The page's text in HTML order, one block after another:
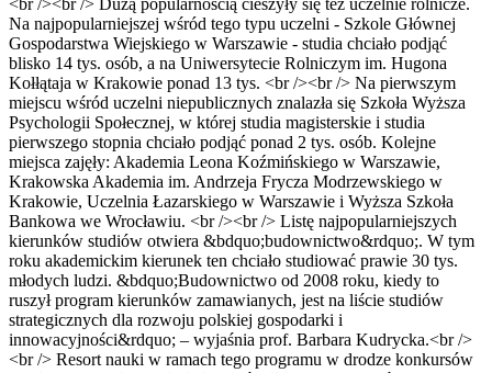
<br /><br /> Dużą popularnością cieszyły się też uczelnie rolnicze.
Na najpopularniejszej wśród tego typu uczelni - Szkole Głównej
Gospodarstwa Wiejskiego w Warszawie - studia chciało podjąć
blisko 14 tys. osób, a na Uniwersytecie Rolniczym im. Hugona
Kołłątaja w Krakowie ponad 13 tys. <br /><br /> Na pierwszym
miejscu wśród uczelni niepublicznych znalazła się Szkoła Wyższa
Psychologii Społecznej, w której studia magisterskie i studia
pierwszego stopnia chciało podjąć ponad 2 tys. osób. Kolejne
miejsca zajęły: Akademia Leona Koźmińskiego w Warszawie,
Krakowska Akademia im. Andrzeja Frycza Modrzewskiego w
Krakowie, Uczelnia Łazarskiego w Warszawie i Wyższa Szkoła
Bankowa we Wrocławiu. <br /><br /> Listę najpopularniejszych
kierunków studiów otwiera &bdquo;budownictwo&rdquo;. W tym
roku akademickim kierunek ten chciało studiować prawie 30 tys.
młodych ludzi. &bdquo;Budownictwo od 2008 roku, kiedy to
ruszył program kierunków zamawianych, jest na liście studiów
strategicznych dla rozwoju polskiej gospodarki i
innowacyjności&rdquo; – wyjaśnia prof. Barbara Kudrycka.<br />
<br /> Resort nauki w ramach tego programu w drodze konkursów